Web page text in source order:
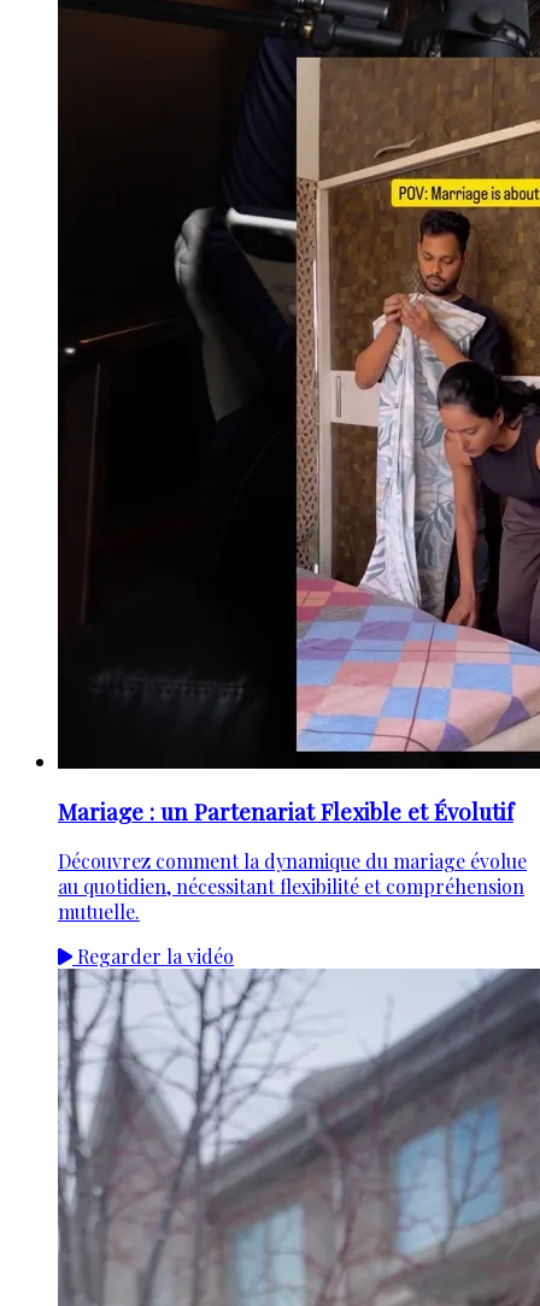
Mariage : un Partenariat Flexible et Évolutif
Découvrez comment la dynamique du mariage évolue
au quotidien, nécessitant flexibilité et compréhension
mutuelle.
Regarder la vidéo